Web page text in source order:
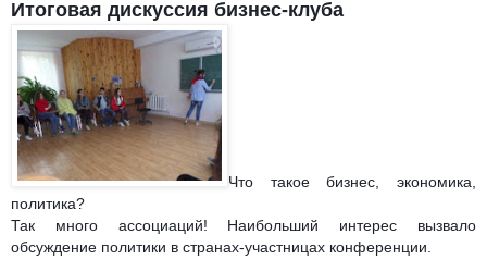
Итоговая дискуссия бизнес-клуба
Что такое бизнес, экономика,
политика?
Так много ассоциаций! Наибольший интерес вызвало
обсуждение политики в странах-участницах конференции.